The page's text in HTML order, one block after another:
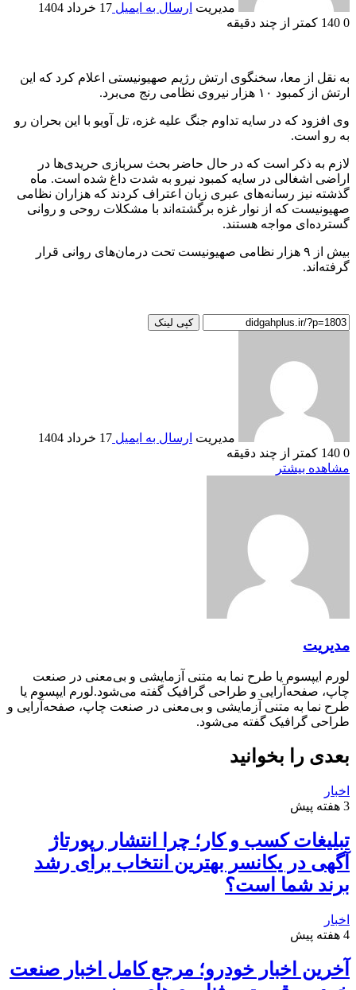
مدیریت ارسال به ایمیل 17 خرداد 1404
0
کمتر از چند دقیقه
به نقل از معا، سخنگوی ارتش رژیم صهیونیستی اعلام کرد که این
ارتش از کمبود ۱۰ هزار نیروی نظامی رنج می‌برد.
وی افزود که در سایه تداوم جنگ علیه غزه، تل آویو با این بحران رو
به رو است.
لازم به ذکر است که در حال حاضر بحث سربازی حریدی‌ها در
اراضی اشغالی در سایه کمبود نیرو به شدت داغ شده است. ماه
گذشته نیز رسانه‌های عبری زبان اعتراف کردند که هزاران نظامی
صهیونیست که از نوار غزه برگشته‌اند با مشکلات روحی و روانی
گسترده‌ای مواجه هستند.
بیش از ۹ هزار نظامی صهیونیست تحت درمان‌های روانی قرار
گرفته‌اند.
کپی لینک
مدیریت ارسال به ایمیل 17 خرداد 1404
0
کمتر از چند دقیقه
مشاهده بیشتر
مدیریت
لورم ایپسوم یا طرح‌ نما به متنی آزمایشی و بی‌معنی در صنعت
چاپ، صفحه‌آرایی و طراحی گرافیک گفته می‌شود.لورم ایپسوم یا
طرح‌ نما به متنی آزمایشی و بی‌معنی در صنعت چاپ، صفحه‌آرایی و
طراحی گرافیک گفته می‌شود.
بعدی را بخوانید
اخبار
3 هفته پیش
تبلیغات کسب و کار؛ چرا انتشار رپورتاژ
آگهی در یکانسر بهترین انتخاب برای رشد
برند شما است؟
اخبار
4 هفته پیش
آخرین اخبار خودرو؛ مرجع کامل اخبار صنعت